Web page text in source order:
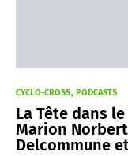
CYCLO-CROSS PODCASTS
La Tête dans
Marion
Delcommune